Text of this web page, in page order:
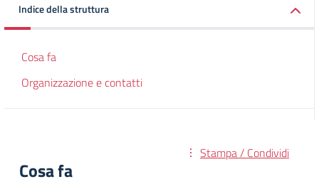
Indice della struttura
Cosa fa
Organizzazione e contatti
Stampa / Condividi
Cosa fa